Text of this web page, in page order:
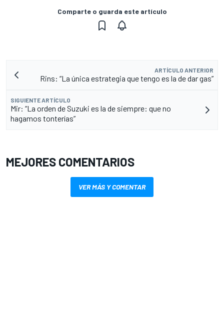
Comparte o guarda este artículo
ARTÍCULO ANTERIOR
Rins: “La única estrategia que tengo es la de dar gas”
SIGUIENTE ARTÍCULO
Mir: “La orden de Suzuki es la de siempre: que no
hagamos tonterías”
MEJORES COMENTARIOS
VER MÁS Y COMENTAR